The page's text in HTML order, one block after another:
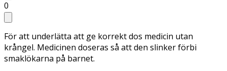
0
För att underlätta att ge korrekt dos medicin utan
krångel. Medicinen doseras så att den slinker förbi
smaklökarna på barnet.